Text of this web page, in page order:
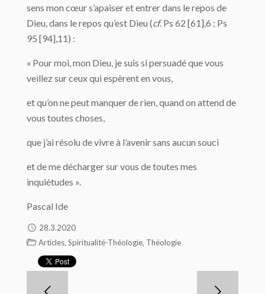
sens mon cœur s’apaiser et entrer dans le repos de
Dieu, dans le repos qu’est Dieu (cf. Ps 62 [61],6 ; Ps
95 [94],11) :
« Pour moi, mon Dieu, je suis si persuadé que vous
veillez sur ceux qui espèrent en vous,
et qu’on ne peut manquer de rien, quand on attend de
vous toutes choses,
que j’ai résolu de vivre à l’avenir sans aucun souci
et de me décharger sur vous de toutes mes
inquiétudes ».
Pascal Ide
28.3.2020
Articles, Spiritualité-Théologie, Théologie